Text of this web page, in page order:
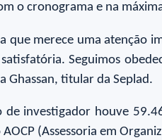
o cronograma e na
que merece uma
Seguimos
Ghassan, titular da Seplad.
de investigador houve
(Assessoria em